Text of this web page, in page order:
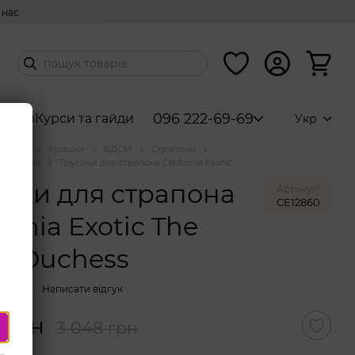
Курси та гайди 096 222-69-69 Укр
БДСМ
Страпони
Трусики для страпона California Exotic
для страпона
Exotic The
Duchess
Артикул
CE12860
Написати відгук
грн 3 048 грн